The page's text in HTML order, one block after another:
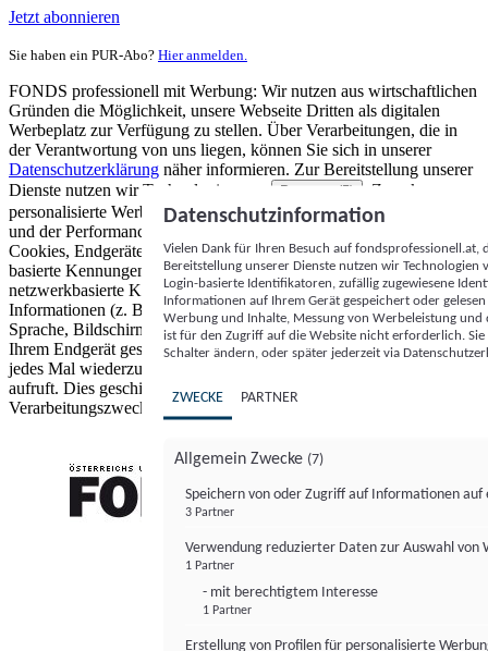
Jetzt abonnieren
Sie haben ein PUR-Abo? Hier anmelden.
FONDS professionell mit Werbung: Wir nutzen aus wirtschaftlichen
Gründen die Möglichkeit, unsere Webseite Dritten als digitalen
Werbeplatz zur Verfügung zu stellen. Über Verarbeitungen, die in
der Verantwortung von uns liegen, können Sie sich in unserer
Datenschutzerklärung näher informieren. Zur Bereitstellung unserer
Dienste nutzen wir Technologien von
Partnern (5)
. Zwecke:
personalisierte Werbung und Inhalte, Messung von Werbeleistung
und der Performance von Inhalten sowie Zielgruppenforschung.
Cookies, Endgeräte- oder ähnliche Online-Kennungen (z. B. login-
basierte Kennungen, zufällig generierte Kennungen,
netzwerkbasierte Kennungen) können zusammen mit anderen
Informationen (z. B. Browsertyp und Browserinformationen,
Sprache, Bildschirmgröße, unterstützte Technologien usw.) auf
Ihrem Endgerät gespeichert oder von dort ausgelesen werden, um es
jedes Mal wiederzuerkennen, wenn es eine App oder einer Webseite
aufruft. Dies geschieht für einen oder mehrere der hier aufgeführten
Verarbeitungszwecke.
Datenschutzinformation
Vielen Dank für Ihren Besuch auf
Bereitstellung unserer Dienste nutzen wir Technologien
Login-basierte Identifikatoren, zufällig zugewiesene
Informationen auf Ihrem Gerät gespeichert oder
Werbung und Inhalte, Messung von Werbeleistung
ist für den Zugriff auf die Website nicht erforderlich.
Schalter ändern, oder später jederzeit via
ZWECKE PARTNER
Allgemein Zwecke (7)
Speichern von oder Zugriff auf Informationen auf
3 Partner
Verwendung reduzierter Daten zur Auswahl von
1 Partner
- mit berechtigtem Interesse
1 Partner
Erstellung von Profilen für personalisierte
FONDS professionell